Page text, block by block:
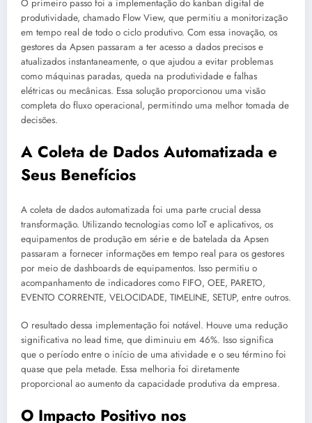
O primeiro passo foi a implementação do kanban digital de
produtividade, chamado Flow View, que permitiu a monitorização
em tempo real de todo o ciclo produtivo. Com essa inovação, os
gestores da Apsen passaram a ter acesso a dados precisos e
atualizados instantaneamente, o que ajudou a evitar problemas
como máquinas paradas, queda na produtividade e falhas
elétricas ou mecânicas. Essa solução proporcionou uma visão
completa do fluxo operacional, permitindo uma melhor tomada de
decisões.
A Coleta de Dados Automatizada e
Seus Benefícios
A coleta de dados automatizada foi uma parte crucial dessa
transformação. Utilizando tecnologias como IoT e aplicativos, os
equipamentos de produção em série e de batelada da Apsen
passaram a fornecer informações em tempo real para os gestores
por meio de dashboards de equipamentos. Isso permitiu o
acompanhamento de indicadores como FIFO, OEE, PARETO,
EVENTO CORRENTE, VELOCIDADE, TIMELINE, SETUP, entre outros.
O resultado dessa implementação foi notável. Houve uma redução
significativa no lead time, que diminuiu em 46%. Isso significa
que o período entre o início de uma atividade e o seu término foi
quase que pela metade. Essa melhoria foi diretamente
proporcional ao aumento da capacidade produtiva da empresa.
O Impacto Positivo nos